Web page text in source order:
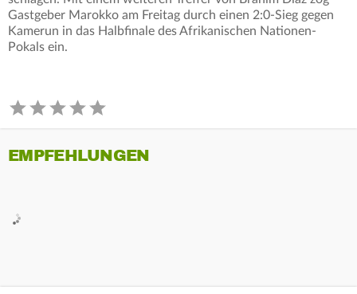
Gastgeber Marokko am Freitag durch einen 2:0-Sieg gegen
Kamerun in das Halbfinale des Afrikanischen Nationen-
Pokals ein.
EMPFEHLUNGEN